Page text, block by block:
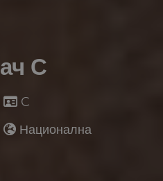
С
C
Национална